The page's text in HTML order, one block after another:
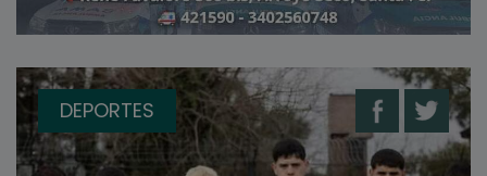
DEPORTES